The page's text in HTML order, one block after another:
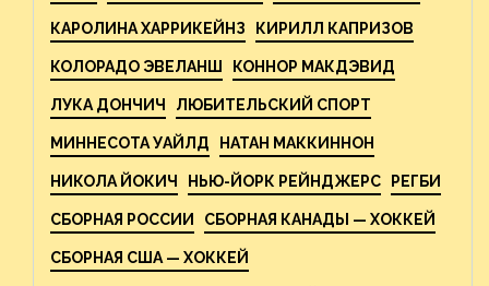
КАРОЛИНА ХАРРИКЕЙНЗ КИРИЛЛ КАПРИЗОВ
КОЛОРАДО ЭВЕЛАНШ КОННОР МАКДЭВИД
ЛУКА ДОНЧИЧ ЛЮБИТЕЛЬСКИЙ СПОРТ
МИННЕСОТА УАЙЛД НАТАН МАККИННОН
НИКОЛА ЙОКИЧ НЬЮ-ЙОРК РЕЙНДЖЕРС РЕГБИ
СБОРНАЯ РОССИИ СБОРНАЯ КАНАДЫ — ХОККЕЙ
СБОРНАЯ США — ХОККЕЙ